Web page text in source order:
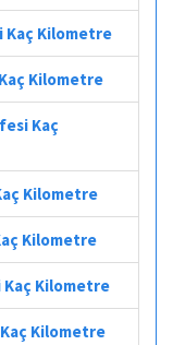
Kaç Kilometre
Kilometre
Kaç
Kilometre
Kilometre
Kaç Kilometre
Kaç Kilometre